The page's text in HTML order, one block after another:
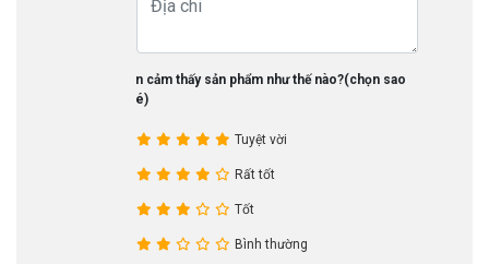
Bạn cảm thấy sản phẩm như thế nào?(chọn sao
nhé)
Tuyệt vời
Rất tốt
Tốt
Bình thường